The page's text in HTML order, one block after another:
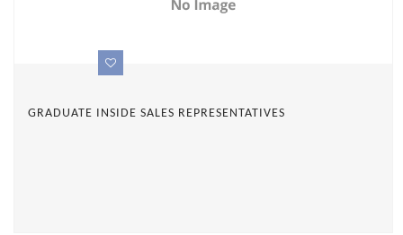
GRADUATE INSIDE SALES REPRESENTATIVES